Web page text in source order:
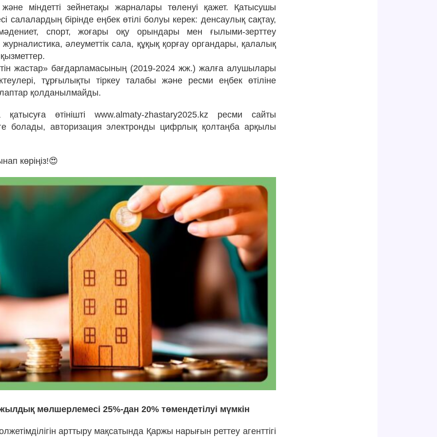
міндетті зейнетақы жарналары төленуі қажет. Қатысушы
салалардың бірінде еңбек өтілі болуы керек: денсаулық сақтау,
спорт, жоғары оқу орындары мен ғылыми-зерттеу
журналистика, әлеуметтік сала, құқық қорғау органдары, қалалық
жастар» бағдарламасының (2019-2024 жж.) жалға алушылары
тұрғылықты тіркеу талабы және ресми еңбек өтіліне
қолданылмайды.
қатысуға өтінішті www.almaty-zhastary2025.kz ресми сайты
болады, авторизация электронды цифрлық қолтаңба арқылы
көріңіз!😍
мөлшерлемесі 25%-дан 20% төмендетілуі мүмкін
арттыру мақсатында Қаржы нарығын реттеу агенттігі